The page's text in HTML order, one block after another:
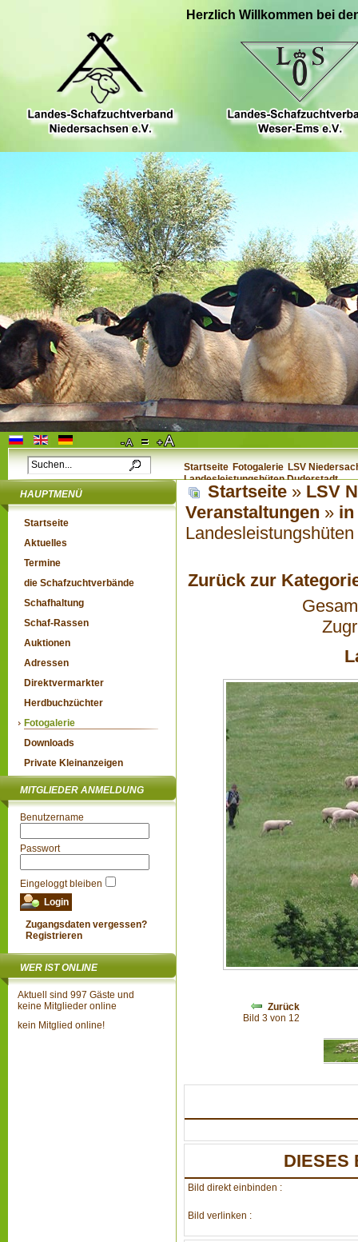
Herzlich Willkommen bei
Startseite Fotogalerie LSV
Landesleistungshüten Duderstadt
HAUPTMENÜ
Startseite
Aktuelles
Termine
die Schafzuchtverbände
Schafhaltung
Schaf-Rassen
Auktionen
Adressen
Direktvermarkter
Herdbuchzüchter
Fotogalerie
Downloads
Private Kleinanzeigen
MITGLIEDER ANMELDUNG
Benutzername
Passwort
Eingeloggt bleiben
Zugangsdaten vergessen?
Registrieren
WER IST ONLINE
Aktuell sind 997 Gäste und
keine Mitglieder online
kein Mitglied online!
Startseite » LSV
Veranstaltungen » in
Zurück zur
Zurück
Bild 3 von 12
DIESES
Bild direkt einbinden :
Bild verlinken :